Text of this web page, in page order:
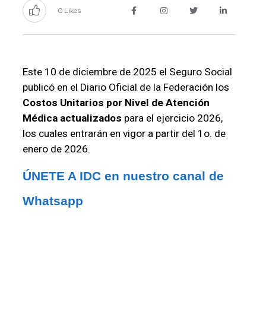
0 Likes
Este 10 de diciembre de 2025 el Seguro Social
publicó en el Diario Oficial de la Federación los
Costos Unitarios por Nivel de Atención
Médica actualizados para el ejercicio 2026,
los cuales entrarán en vigor a partir del 1o. de
enero de 2026.
ÚNETE A IDC en nuestro canal de
Whatsapp